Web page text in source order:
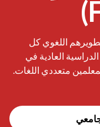
تطويرهم اللغوي كل
العادية في
متعددي اللغات.